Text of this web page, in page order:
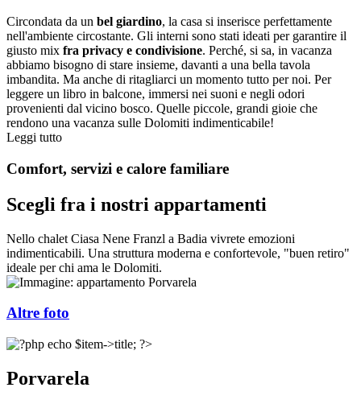
Circondata da un bel giardino, la casa si inserisce perfettamente
nell'ambiente circostante. Gli interni sono stati ideati per garantire il
giusto mix fra privacy e condivisione. Perché, si sa, in vacanza
abbiamo bisogno di stare insieme, davanti a una bella tavola
imbandita. Ma anche di ritagliarci un momento tutto per noi. Per
leggere un libro in balcone, immersi nei suoni e negli odori
provenienti dal vicino bosco. Quelle piccole, grandi gioie che
rendono una vacanza sulle Dolomiti indimenticabile!
Leggi tutto
Comfort, servizi e calore familiare
Scegli fra i nostri appartamenti
Nello chalet Ciasa Nene Franzl a Badia vivrete emozioni
indimenticabili. Una struttura moderna e confortevole, "buen retiro"
ideale per chi ama le Dolomiti.
Altre foto
Porvarela